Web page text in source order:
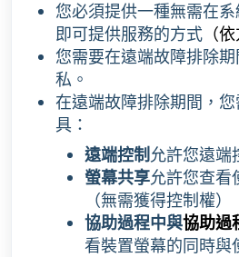
您必須提供一種無需在
即可提供服務的方式 （
您需要在遠端故障排除
私。
在遠端故障排除期間，
具：
遠端控制允許您遠端
螢幕共享允許您查看
（無需獲得控制權）
協助過程中與協助過
看裝置螢幕的同時與